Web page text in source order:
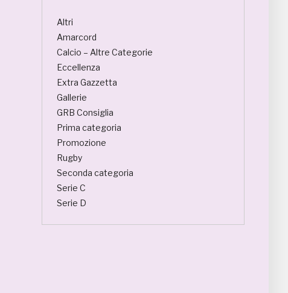
Altri
Amarcord
Calcio – Altre Categorie
Eccellenza
Extra Gazzetta
Gallerie
GRB Consiglia
Prima categoria
Promozione
Rugby
Seconda categoria
Serie C
Serie D